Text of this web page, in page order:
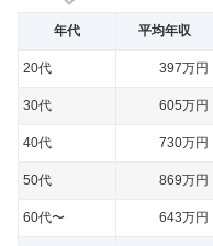
年代 平均年収
20代 397万円
30代 605万円
40代 730万円
50代 869万円
60代〜 643万円